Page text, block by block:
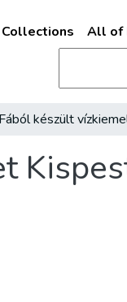
All of